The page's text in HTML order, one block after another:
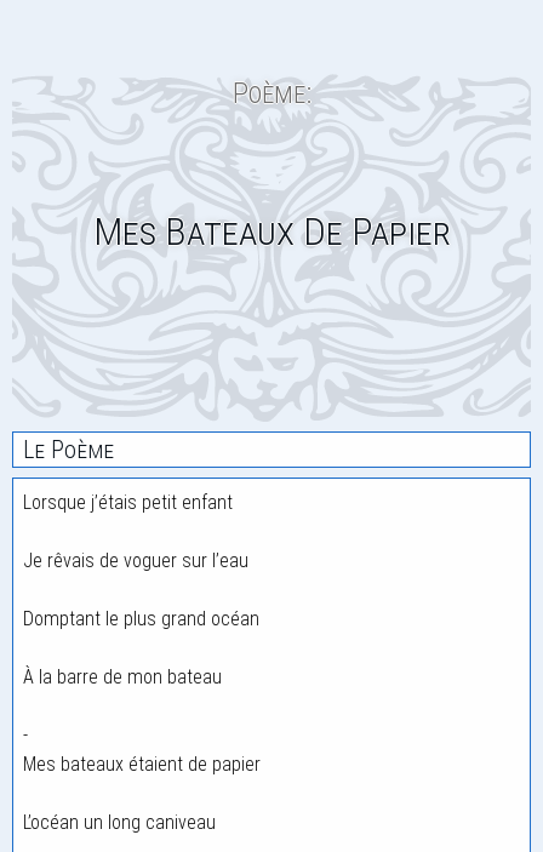
Poème:
Mes Bateaux De Papier
Le Poème
Lorsque j’étais petit enfant
Je rêvais de voguer sur l’eau
Domptant le plus grand océan
À la barre de mon bateau
-
Mes bateaux étaient de papier
L’océan un long caniveau